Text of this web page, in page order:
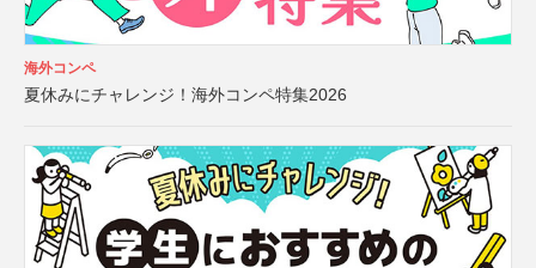
海外コンペ
夏休みにチャレンジ！海外コンペ特集2026